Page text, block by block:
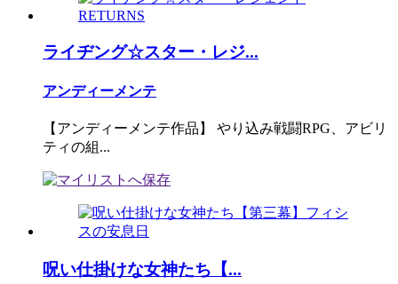
ライヂング☆スター・レジ...
アンディーメンテ
【アンディーメンテ作品】 やり込み戦闘RPG、アビリ
ティの組...
呪い仕掛けな女神たち【...